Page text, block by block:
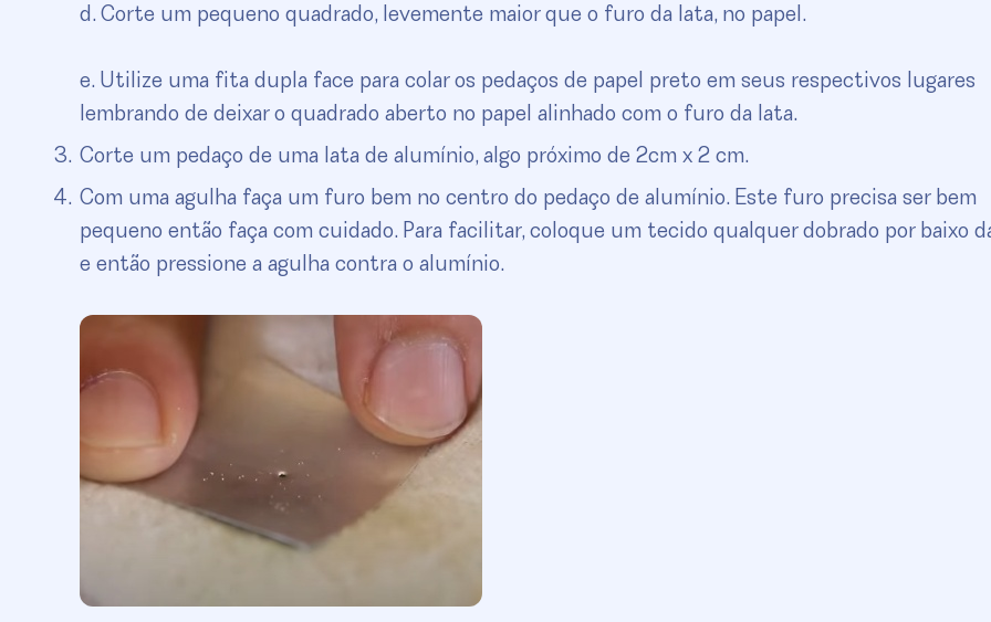
d. Corte um pequeno quadrado, levemente maior que o furo da lata, no papel.
e. Utilize uma fita dupla face para colar os pedaços de papel preto em seus respectivos lugares
lembrando de deixar o quadrado aberto no papel alinhado com o furo da lata.
Corte um pedaço de uma lata de alumínio, algo próximo de 2cm x 2 cm.
Com uma agulha faça um furo bem no centro do pedaço de alumínio. Este furo precisa ser bem
pequeno então faça com cuidado. Para facilitar, coloque um tecido qualquer dobrado por baixo
e então pressione a agulha contra o alumínio.